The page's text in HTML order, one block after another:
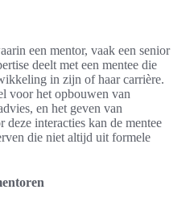
een mentor, vaak een senior
deelt met een mentee die
in zijn of haar carrière.
voor het opbouwen van
en het geven van
interacties kan de mentee
die niet altijd uit formele